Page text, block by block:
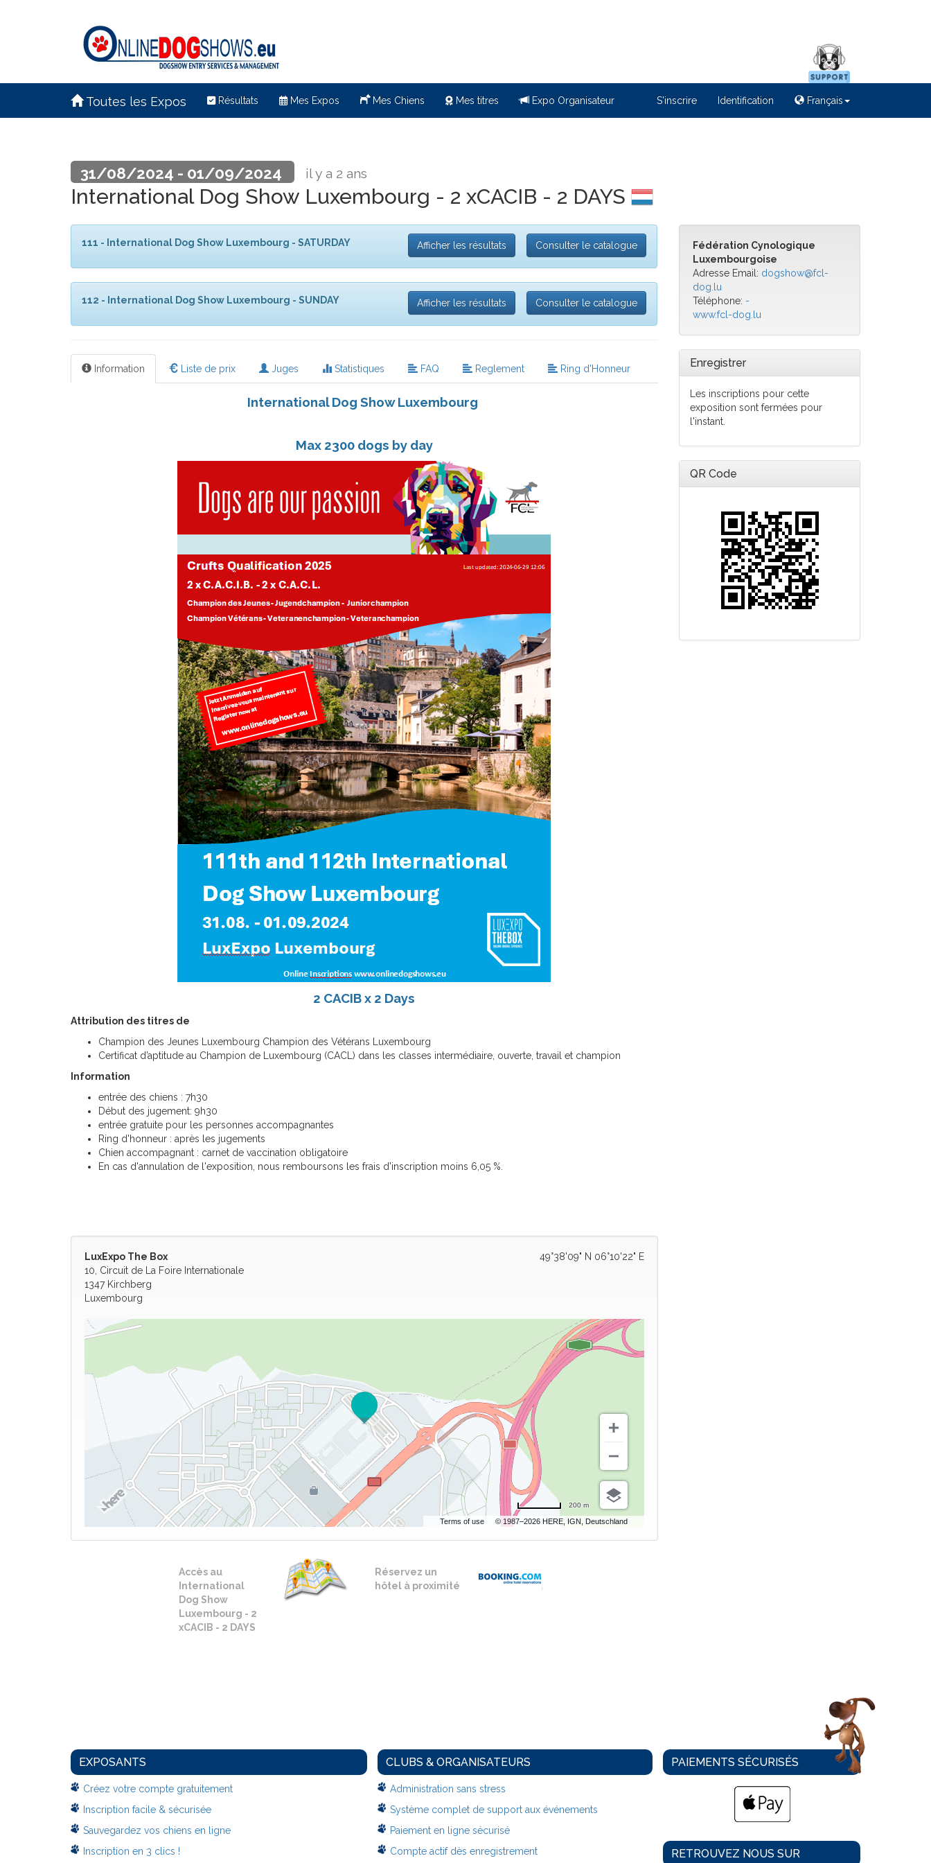
Toutes les Expos Résultats Mes Expos Mes Chiens Mes titres Expo Organisateur S'inscrire Identification Français
31/08/2024 - 01/09/2024 il y a 2 ans
International Dog Show Luxembourg - 2 xCACIB - 2 DAYS
111 - International Dog Show Luxembourg - SATURDAY Afficher les résultats Consulter le catalogue
112 - International Dog Show Luxembourg - SUNDAY Afficher les résultats Consulter le catalogue
Information Liste de prix Juges Statistiques FAQ Reglement Ring d'Honneur
International Dog Show Luxembourg
Max 2300 dogs by day
2 CACIB x 2 Days
Attribution des titres de
Champion des Jeunes Luxembourg Champion des Vétérans Luxembourg
Certificat d’aptitude au Champion de Luxembourg (CACL) dans les classes intermédiaire, ouverte, travail et champion
Information
entrée des chiens : 7h30
Début des jugement: 9h30
entrée gratuite pour les personnes accompagnantes
Ring d'honneur : après les jugements
Chien accompagnant : carnet de vaccination obligatoire
En cas d'annulation de l'exposition, nous remboursons les frais d'inscription moins 6,05 %.
49°38'09" N 06°10'22" E
LuxExpo The Box
10, Circuit de La Foire Internationale
1347 Kirchberg
Luxembourg
Terms of use © 1987–2026 HERE, IGN, Deutschland
200 m
Accès au
International
Dog Show
Luxembourg - 2
xCACIB - 2 DAYS
Réservez un
hôtel à proximité
Fédération Cynologique
Luxembourgoise
Adresse Email: dogshow@fcl-
dog.lu
Téléphone: -
www.fcl-dog.lu
Enregistrer
Les inscriptions pour cette
exposition sont fermées pour
l'instant.
QR Code
EXPOSANTS
Créez votre compte gratuitement
Inscription facile & sécurisée
Sauvegardez vos chiens en ligne
Inscription en 3 clics !
CLUBS & ORGANISATEURS
Administration sans stress
Système complet de support aux événements
Paiement en ligne sécurisé
Compte actif dès enregistrement
PAIEMENTS SÉCURISÉS
RETROUVEZ NOUS SUR